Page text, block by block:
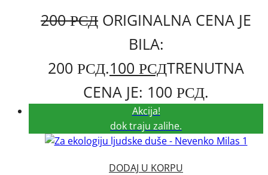
200РСД ORIGINALNA CENA JE
BILA:
200 РСД.100 РСДTRENUTNA
CENA JE: 100 РСД.
Akcija!
dok traju zalihe.
DODAJ U KORPU